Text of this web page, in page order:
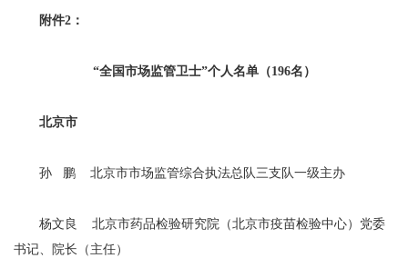
附件2：
“全国市场监管卫士”个人名单（196名）
北京市
孙 鹏 北京市市场监管综合执法总队三支队一级主办
杨文良 北京市药品检验研究院（北京市疫苗检验中心）党委
书记、院长（主任）